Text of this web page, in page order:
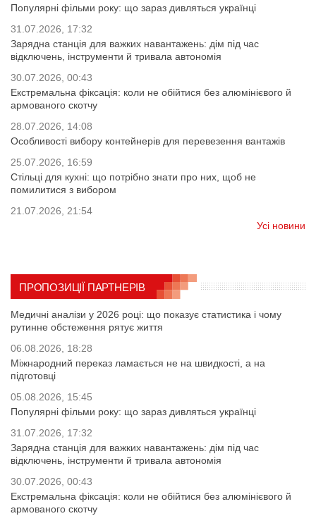
Популярні фільми року: що зараз дивляться українці
31.07.2026, 17:32
Зарядна станція для важких навантажень: дім під час
відключень, інструменти й тривала автономія
30.07.2026, 00:43
Екстремальна фіксація: коли не обійтися без алюмінієвого й
армованого скотчу
28.07.2026, 14:08
Особливості вибору контейнерів для перевезення вантажів
25.07.2026, 16:59
Стільці для кухні: що потрібно знати про них, щоб не
помилитися з вибором
21.07.2026, 21:54
Усі новини
ПРОПОЗИЦІЇ ПАРТНЕРІВ
Медичні аналізи у 2026 році: що показує статистика і чому
рутинне обстеження рятує життя
06.08.2026, 18:28
Міжнародний переказ ламається не на швидкості, а на
підготовці
05.08.2026, 15:45
Популярні фільми року: що зараз дивляться українці
31.07.2026, 17:32
Зарядна станція для важких навантажень: дім під час
відключень, інструменти й тривала автономія
30.07.2026, 00:43
Екстремальна фіксація: коли не обійтися без алюмінієвого й
армованого скотчу